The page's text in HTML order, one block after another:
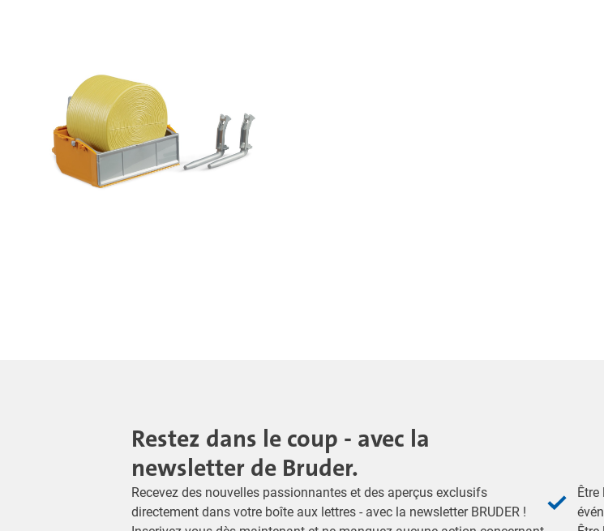
Restez dans le coup - avec la
newsletter de Bruder.
Recevez des nouvelles passionnantes et des aperçus exclusifs
directement dans votre boîte aux lettres - avec la newsletter BRUDER !